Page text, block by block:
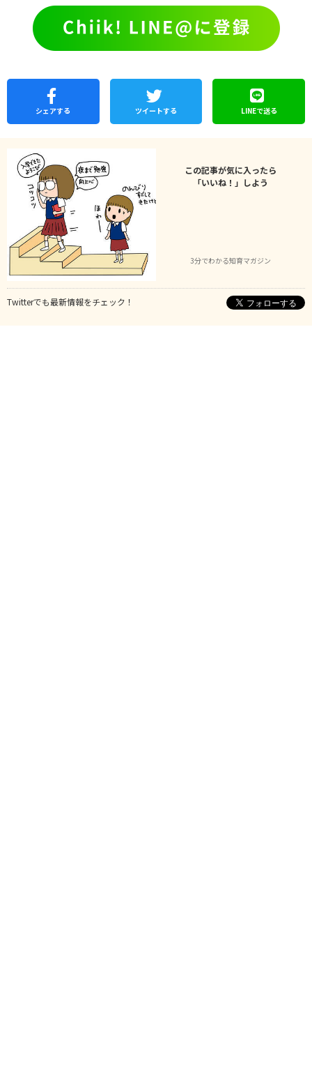
シェアする ツイートする LINEで送る
この記事が気に入ったら
「いいね！」しよう
3分でわかる知育マガジン
Twitterでも最新情報をチェック！